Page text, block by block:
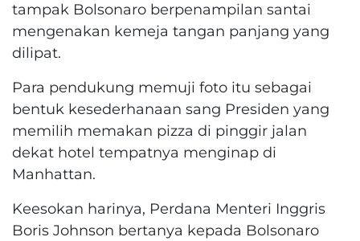
tampak Bolsonaro berpenampilan santai
mengenakan kemeja tangan panjang yang
dilipat.
Para pendukung memuji foto itu sebagai
bentuk kesederhanaan sang Presiden yang
memilih memakan pizza di pinggir jalan
dekat hotel tempatnya menginap di
Manhattan.
Keesokan harinya, Perdana Menteri Inggris
Boris Johnson bertanya kepada Bolsonaro